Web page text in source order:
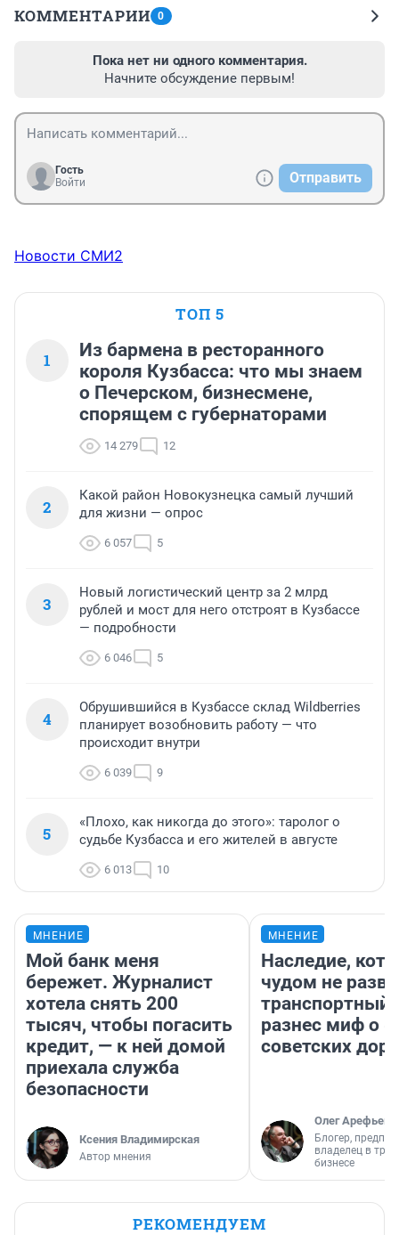
КОММЕНТАРИИ 0
Пока нет ни одного комментария.
Начните обсуждение первым!
Гость
Войти
Отправить
Новости СМИ2
ТОП 5
1
Из бармена в ресторанного
короля Кузбасса: что мы знаем
о Печерском, бизнесмене,
спорящем с губернаторами
14 279 12
2
Какой район Новокузнецка самый лучший
для жизни — опрос
6 057 5
3
Новый логистический центр за 2 млрд
рублей и мост для него отстроят в Кузбассе
— подробности
6 046 5
4
Обрушившийся в Кузбассе склад Wildberries
планирует возобновить работу — что
происходит внутри
6 039 9
5
«Плохо, как никогда до этого»: таролог о
судьбе Кузбасса и его жителей в августе
6 013 10
МНЕНИЕ
Мой банк меня
бережет. Журналист
хотела снять 200
тысяч, чтобы погасить
кредит, — к ней домой
приехала служба
безопасности
Ксения Владимирская
Автор мнения
МНЕНИЕ
Наследие,
чудом не
транспортный
разнес миф о
советских
Олег Арефьев
Блогер,
владелец в
бизнесе
РЕКОМЕНДУЕМ